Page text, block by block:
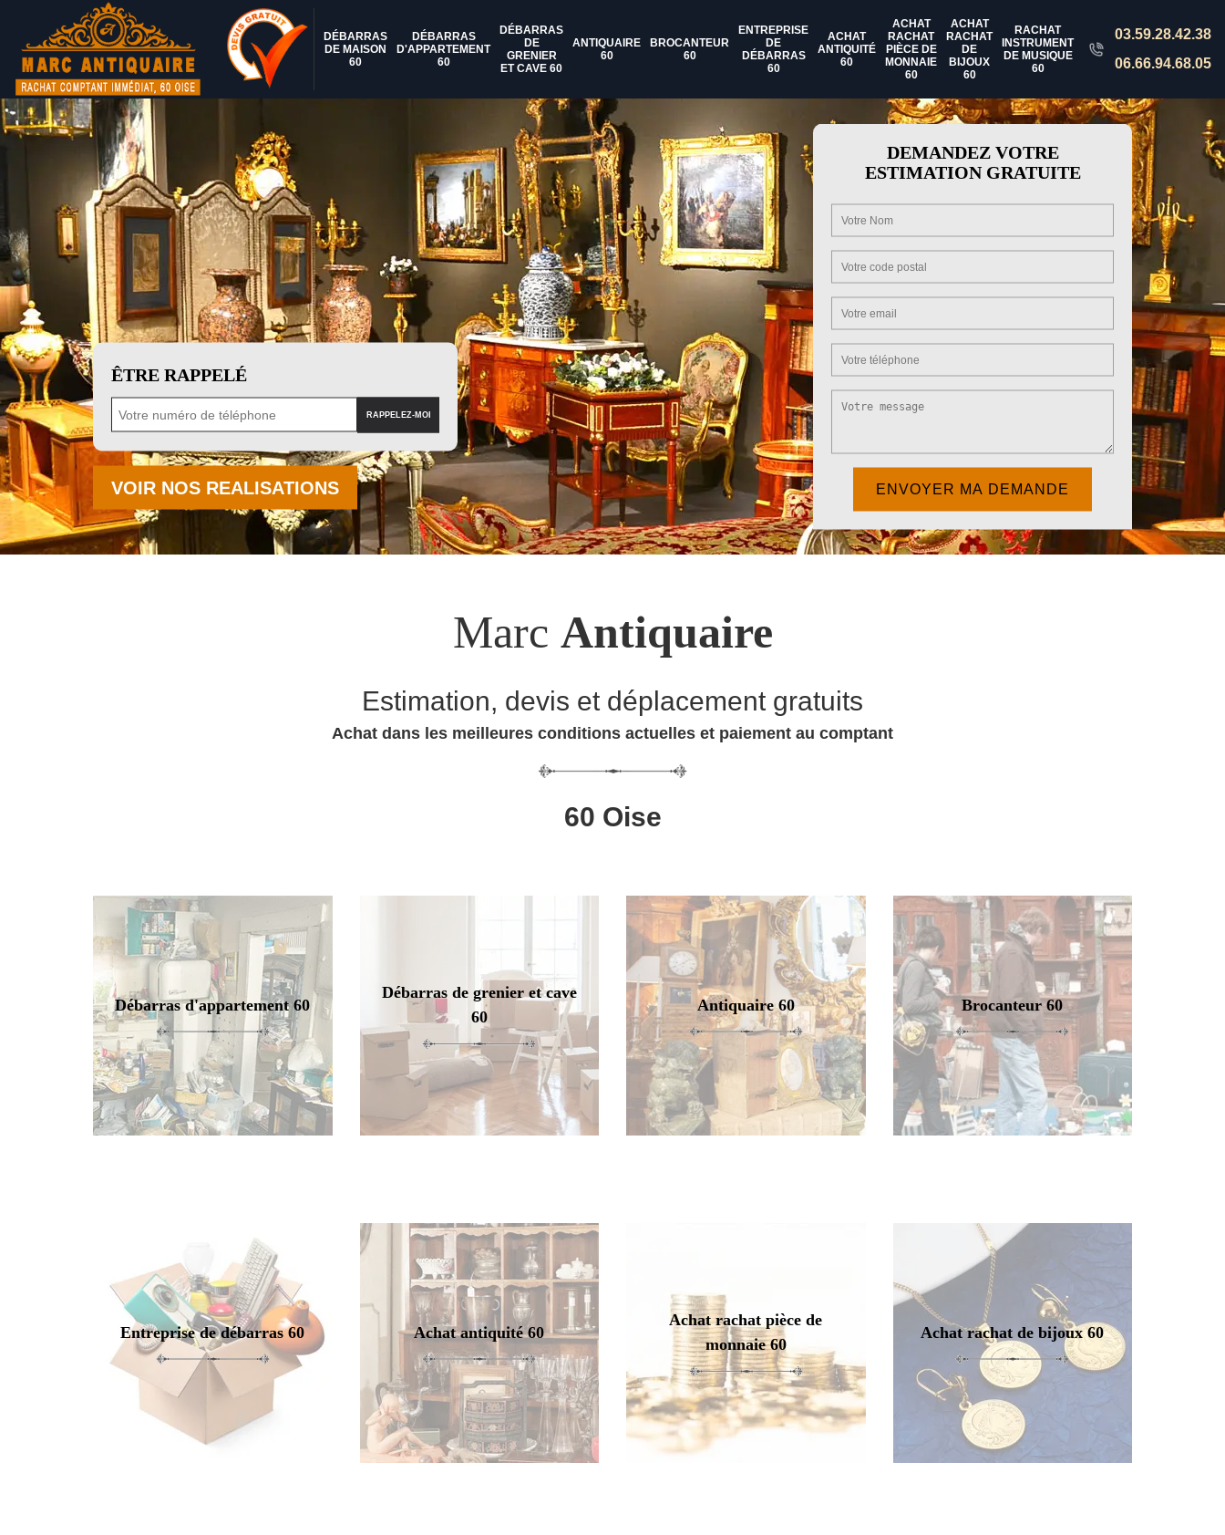
DÉBARRAS
DE MAISON
60
DÉBARRAS
D'APPARTEMENT
60
DÉBARRAS
DE
GRENIER
ET CAVE 60
ANTIQUAIRE
60
BROCANTEUR
60
ENTREPRISE
DE
DÉBARRAS
60
ACHAT
ANTIQUITÉ
60
ACHAT
RACHAT
PIÈCE DE
MONNAIE
60
ACHAT
RACHAT
DE
BIJOUX
60
RACHAT
INSTRUMENT
DE MUSIQUE
60
03.59.28.42.38
06.66.94.68.05
ÊTRE RAPPELÉ
VOIR NOS REALISATIONS
DEMANDEZ VOTRE
ESTIMATION GRATUITE
Marc Antiquaire
Estimation, devis et déplacement gratuits
Achat dans les meilleures conditions actuelles et paiement au comptant
60 Oise
Débarras d'appartement 60
Débarras de grenier et cave
60
Antiquaire 60 Brocanteur 60
Entreprise de débarras 60 Achat antiquité 60
Achat rachat pièce de
monnaie 60
Achat rachat de bijoux 60